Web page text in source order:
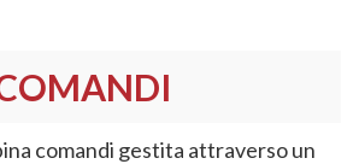
comandi gestita attraverso un